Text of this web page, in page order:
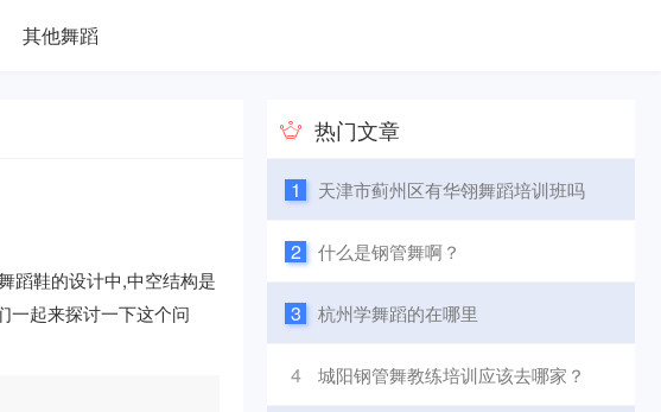
其他舞蹈
蹈鞋的设计中,中空结构是
一起来探讨一下这个问
热门文章
1 天津市蓟州区有华翎舞蹈培训班吗
2 什么是钢管舞啊？
3 杭州学舞蹈的在哪里
4 城阳钢管舞教练培训应该去哪家？